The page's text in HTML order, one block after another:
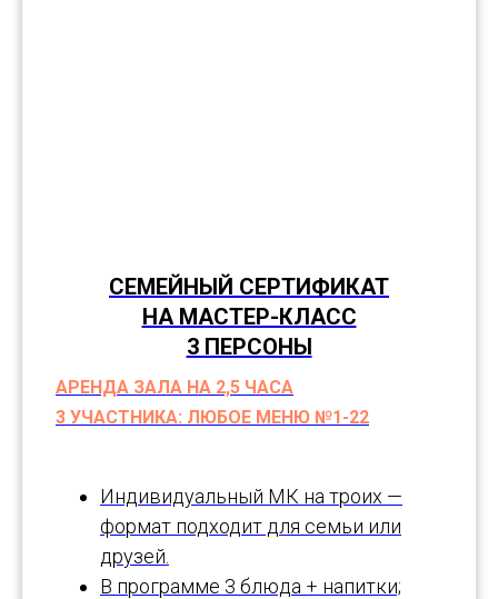
СЕМЕЙНЫЙ СЕРТИФИКАТ
НА МАСТЕР-КЛАСС
3 ПЕРСОНЫ
АРЕНДА ЗАЛА НА 2,5 ЧАСА
3 УЧАСТНИКА: ЛЮБОЕ МЕНЮ №1-22
Индивидуальный МК на троих —
формат подходит для семьи или
друзей.
В программе 3 блюда + напитки;